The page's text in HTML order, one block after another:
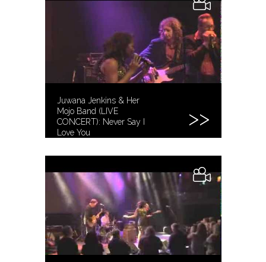
Juwana Jenkins & Her
Mojo Band (LIVE
CONCERT): Never Say I
Love You